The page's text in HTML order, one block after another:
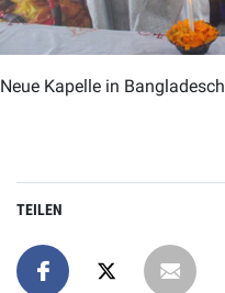
Neue Kapelle in Bangladesch
TEILEN